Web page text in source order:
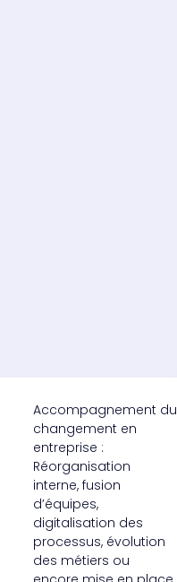
Accompagnement du
changement en
entreprise :
Réorganisation
interne, fusion
d’équipes,
digitalisation des
processus, évolution
des métiers ou